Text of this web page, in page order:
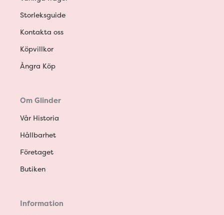
Storleksguide
Kontakta oss
Köpvillkor
Ångra Köp
Om Glinder
Vår Historia
Hållbarhet
Företaget
Butiken
Information